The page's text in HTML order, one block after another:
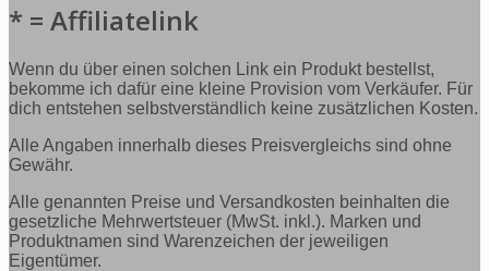
* = Affiliatelink
Wenn du über einen solchen Link ein Produkt bestellst,
bekomme ich dafür eine kleine Provision vom Verkäufer. Für
dich entstehen selbstverständlich keine zusätzlichen Kosten.
Alle Angaben innerhalb dieses Preisvergleichs sind ohne
Gewähr.
Alle genannten Preise und Versandkosten beinhalten die
gesetzliche Mehrwertsteuer (MwSt. inkl.). Marken und
Produktnamen sind Warenzeichen der jeweiligen
Eigentümer.